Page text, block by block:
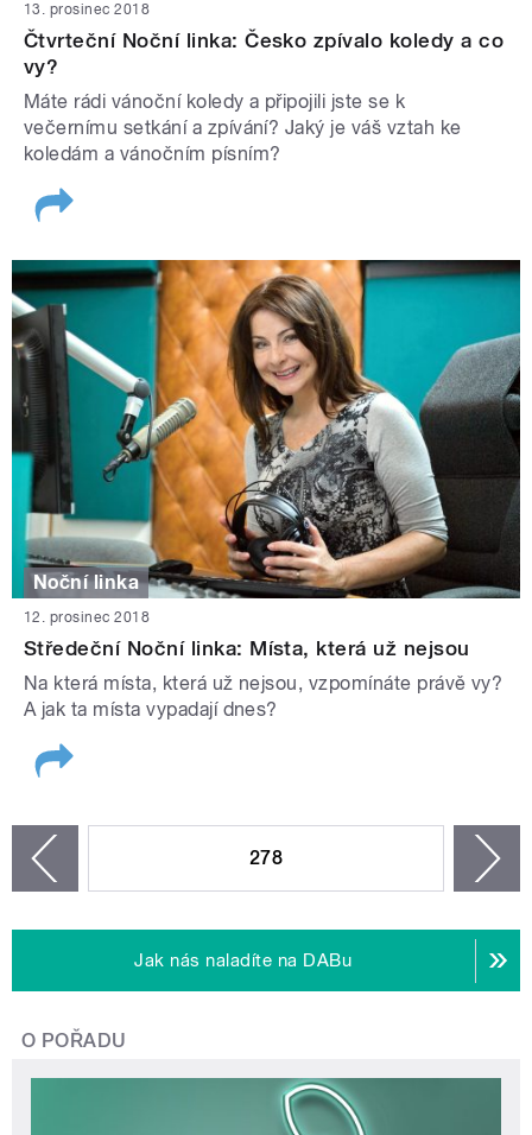
13. prosinec 2018
Čtvrteční Noční linka: Česko zpívalo koledy a co
vy?
Máte rádi vánoční koledy a připojili jste se k
večernímu setkání a zpívání? Jaký je váš vztah ke
koledám a vánočním písním?
Noční linka
12. prosinec 2018
Středeční Noční linka: Místa, která už nejsou
Na která místa, která už nejsou, vzpomínáte právě vy?
A jak ta místa vypadají dnes?
278
Jak nás naladíte na DABu
O POŘADU